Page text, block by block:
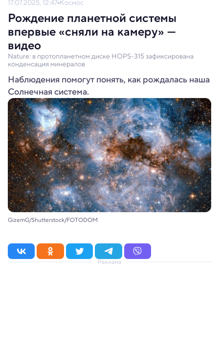
17.07.2025, 12:47 Космос
Рождение планетной системы
впервые «сняли на камеру» —
видео
Nature: в протопланетном диске HOPS-315 зафиксирована
конденсация минералов
Наблюдения помогут понять, как рождалась наша
Солнечная система.
GizemG/Shutterstock/FOTODOM
Реклама